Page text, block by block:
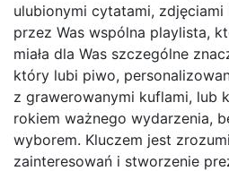
ulubionymi cytatami,
przez Was wspólna playlista,
miała dla Was szczególne
który lubi piwo,
z grawerowanymi kuflami, lub
rokiem ważnego wydarzenia,
wyborem. Kluczem jest
zainteresowań i stworzenie